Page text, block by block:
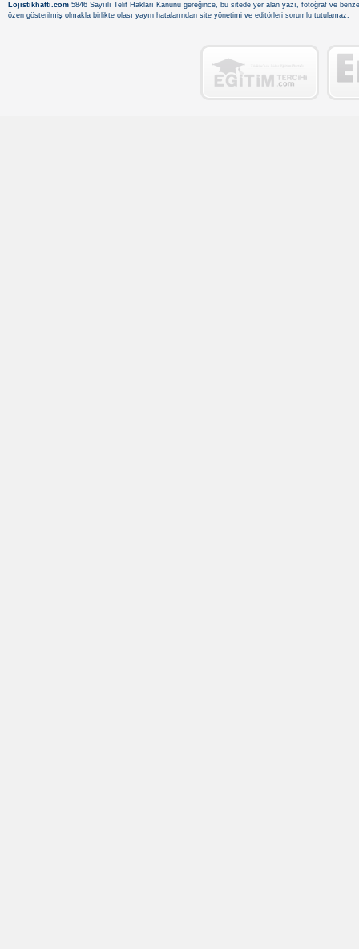
Lojistikhatti.com 5846 Sayıılı Telif Hakları Kanunu gereğince, bu sitede yer alan yazı, fotoğraf ve
özen gösterilmiş olmakla birlikte olası yayın hatalarından site yönetimi ve editörleri sorumlu tutulamaz.